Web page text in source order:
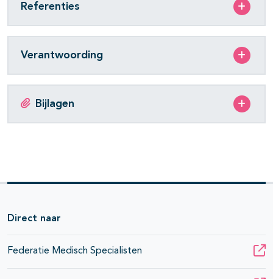
Referenties
Verantwoording
Bijlagen
Direct naar
Federatie Medisch Specialisten